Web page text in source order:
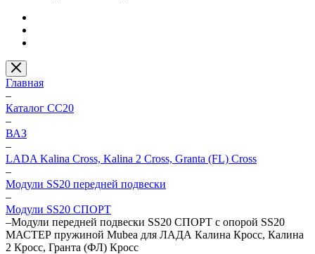
Главная
–
Каталог CC20
–
ВАЗ
–
LADA Kalina Cross, Kalina 2 Cross, Granta (FL) Cross
–
Модули SS20 передней подвески
–
Модули SS20 СПОРТ
–Модули передней подвески SS20 СПОРТ c опорой SS20
МАСТЕР пружиной Mubea для ЛАДА Калина Кросс, Калина
2 Кросс, Гранта (ФЛ) Кросс